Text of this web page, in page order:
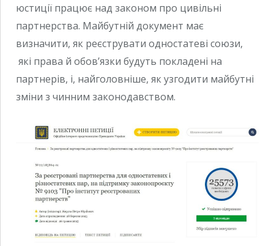
юстиції працює над законом про цивільні
партнерства. Майбутній документ має
визначити, як реєструвати одностатеві союзи,
які права й обов’язки будуть покладені на
партнерів, і, найголовніше, як узгодити майбутні
зміни з чинним законодавством.